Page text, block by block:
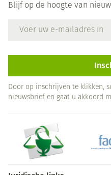
Blijf op de hoogte van
Door op inschrijven te klikken,
nieuwsbrief en gaat u akkoord